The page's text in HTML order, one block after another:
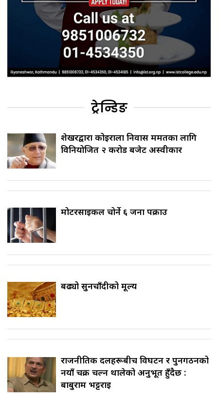
ट्रेन्डिङ
शेखरद्वारा कोइराला निवास मर्मतका लागि
विनियोजित २ करोड बजेट अस्वीकार
मोटरसाइकल चोर्ने ६ जना पक्राउ
बढ्यो सुनचाँदीको मूल्य
राजनीतिक दलहरूबीच विघटन र पुनर्गठनको
नयाँ चक्र चल्न थालेको अनुभूत हुँदैछ :
बाबुराम भट्टराई